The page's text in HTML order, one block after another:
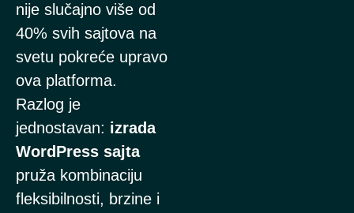
nije slučajno više od
40% svih sajtova na
svetu pokreće upravo
ova platforma.
Razlog je
jednostavan: izrada
WordPress sajta
pruža kombinaciju
fleksibilnosti, brzine i